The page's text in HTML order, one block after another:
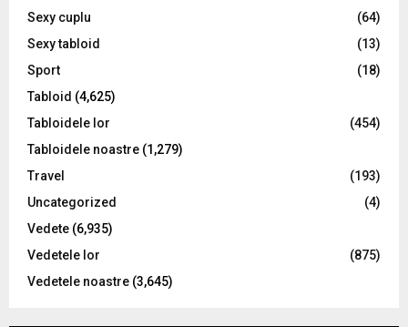
Sexy cuplu
(64)
Sexy tabloid
(13)
Sport
(18)
Tabloid (4,625)
Tabloidele lor
(454)
Tabloidele noastre (1,279)
Travel
(193)
Uncategorized
(4)
Vedete (6,935)
Vedetele lor
(875)
Vedetele noastre (3,645)